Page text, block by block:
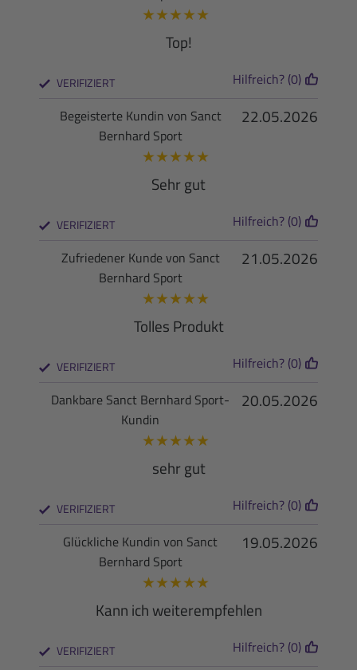
★★★★★
Top!
VERIFIZIERT Hilfreich? (0)
22.05.2026
Begeisterte Kundin von Sanct
Bernhard Sport
★★★★★
Sehr gut
VERIFIZIERT Hilfreich? (0)
21.05.2026
Zufriedener Kunde von Sanct
Bernhard Sport
★★★★★
Tolles Produkt
VERIFIZIERT Hilfreich? (0)
20.05.2026
Dankbare Sanct Bernhard Sport-
Kundin
★★★★★
sehr gut
VERIFIZIERT Hilfreich? (0)
19.05.2026
Glückliche Kundin von Sanct
Bernhard Sport
★★★★★
Kann ich weiterempfehlen
VERIFIZIERT Hilfreich? (0)